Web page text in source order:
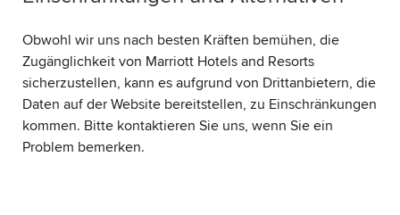
Obwohl wir uns nach besten Kräften bemühen, die
Zugänglichkeit von Marriott Hotels and Resorts
sicherzustellen, kann es aufgrund von Drittanbietern, die
Daten auf der Website bereitstellen, zu Einschränkungen
kommen. Bitte kontaktieren Sie uns, wenn Sie ein
Problem bemerken.